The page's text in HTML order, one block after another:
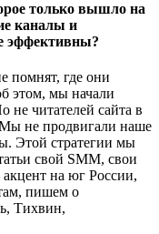
только вышло на
каналы и
эффективны?
помнят, где они
этом, мы начали
не читателей сайта в
Мы не продвигали наше
Этой стратегии мы
свой SMM, свои
на юг России,
пишем о
Тихвин,